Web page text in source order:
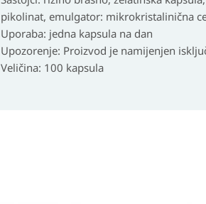
pikolinat, emulgator: mikrokristalinična
Uporaba: jedna kapsula na dan
Upozorenje: Proizvod je namijenjen
Veličina: 100 kapsula